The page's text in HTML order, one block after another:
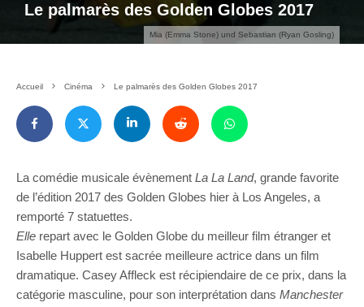
Mia (Emma Stone) und Sebastian (Ryan Gosling)
Le palmarès des Golden Globes 2017
Accueil Cinéma Le palmarès des Golden Globes 2017
La comédie musicale évènement La La Land, grande favorite
de l’édition 2017 des Golden Globes hier à Los Angeles, a
remporté 7 statuettes.
Elle repart avec le Golden Globe du meilleur film étranger et
Isabelle Huppert est sacrée meilleure actrice dans un film
dramatique. Casey Affleck est récipiendaire de ce prix, dans la
catégorie masculine, pour son interprétation dans Manchester